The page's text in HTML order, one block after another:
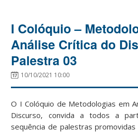
I Colóquio –
Análise Crítica do
Palestra 03
10/10/2021 10:00
O I Colóquio de Metodologias em
Discurso, convida a todos a
sequência de palestras